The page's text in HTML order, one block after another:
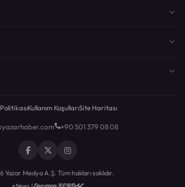
Kullanım KoşullarıSite Haritası
+90 501 379 08 08
Yazar Medya A.Ş. Tüm hakları saklıdır.
eNews |Egemen KEYDAL